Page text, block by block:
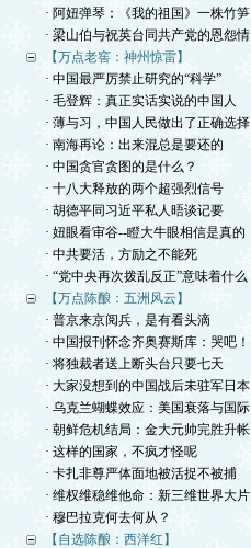
· 阿妞弹琴：《我的祖国》一株竹笋
· 梁山伯与祝英台同共产党的恩怨情
【万点老窖：神州惊雷】
· 中国最严厉禁止研究的“科学”
· 毛登辉：真正实话实说的中国人
· 薄与习，中国人民做出了正确选择
· 南海再论：出来混总是要还的
· 中国贪官贪图的是什么？
· 十八大释放的两个超强烈信号
· 胡德平同习近平私人晤谈记要
· 妞眼看审谷--瞪大牛眼相信是真的
· 中共要活，方励之不能死
· “党中央再次拨乱反正”意味着什么
【万点陈酿：五洲风云】
· 普京来京阅兵，是有看头滴
· 中国报刊怀念齐奥赛斯库：哭吧！
· 将独裁者送上断头台只要七天
· 大家没想到的中国战后未驻军日本
· 乌克兰蝴蝶效应：美国衰落与国际
· 朝鲜危机结局：金大元帅完胜升帐
· 这样的国家，不疯才怪呢
· 卡扎非尊严体面地被活捉不被捕
· 维权维稳维他命：新三维世界大片
· 穆巴拉克何去何从？
【自选陈酿：西洋红】